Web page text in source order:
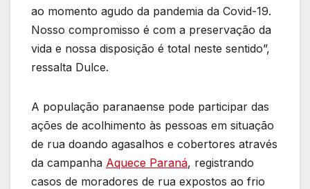
ao momento agudo da pandemia da Covid-19.
Nosso compromisso é com a preservação da
vida e nossa disposição é total neste sentido”,
ressalta Dulce.
A população paranaense pode participar das
ações de acolhimento às pessoas em situação
de rua doando agasalhos e cobertores através
da campanha Aquece Paraná, registrando
casos de moradores de rua expostos ao frio